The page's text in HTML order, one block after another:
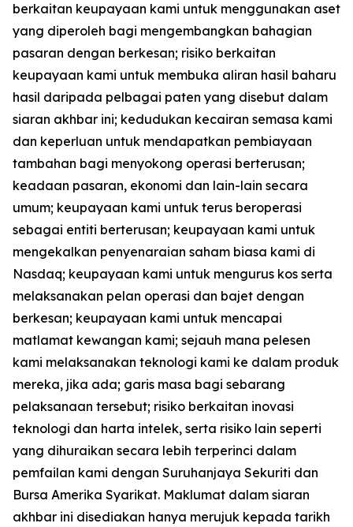
berkaitan keupayaan kami untuk menggunakan aset
yang diperoleh bagi mengembangkan bahagian
pasaran dengan berkesan; risiko berkaitan
keupayaan kami untuk membuka aliran hasil baharu
hasil daripada pelbagai paten yang disebut dalam
siaran akhbar ini; kedudukan kecairan semasa kami
dan keperluan untuk mendapatkan pembiayaan
tambahan bagi menyokong operasi berterusan;
keadaan pasaran, ekonomi dan lain-lain secara
umum; keupayaan kami untuk terus beroperasi
sebagai entiti berterusan; keupayaan kami untuk
mengekalkan penyenaraian saham biasa kami di
Nasdaq; keupayaan kami untuk mengurus kos serta
melaksanakan pelan operasi dan bajet dengan
berkesan; keupayaan kami untuk mencapai
matlamat kewangan kami; sejauh mana pelesen
kami melaksanakan teknologi kami ke dalam produk
mereka, jika ada; garis masa bagi sebarang
pelaksanaan tersebut; risiko berkaitan inovasi
teknologi dan harta intelek, serta risiko lain seperti
yang dihuraikan secara lebih terperinci dalam
pemfailan kami dengan Suruhanjaya Sekuriti dan
Bursa Amerika Syarikat. Maklumat dalam siaran
akhbar ini disediakan hanya merujuk kepada tarikh